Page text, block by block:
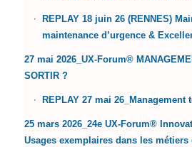
REPLAY 18 juin 26 (RENNES)
maintenance d’urgence &
27 mai 2026_UX-Forum®
SORTIR ?
REPLAY 27 mai
25 mars 2026_24e UX-Forum®
Usages exemplaires dans les métiers